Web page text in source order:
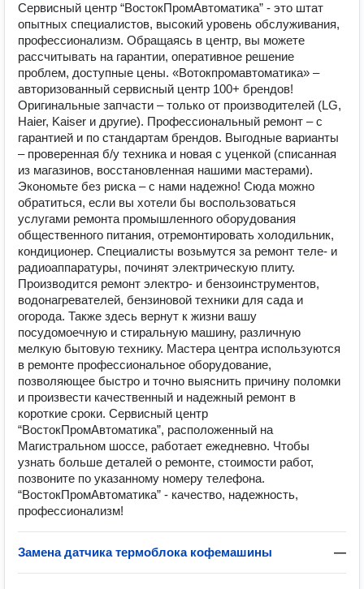
Сервисный центр “ВостокПромАвтоматика” - это штат
опытных специалистов, высокий уровень обслуживания,
профессионализм. Обращаясь в центр, вы можете
рассчитывать на гарантии, оперативное решение
проблем, доступные цены. «Вотокпромавтоматика» –
авторизованный сервисный центр 100+ брендов!
Оригинальные запчасти – только от производителей (LG,
Haier, Kaiser и другие). Профессиональный ремонт – с
гарантией и по стандартам брендов. Выгодные варианты
– проверенная б/у техника и новая с уценкой (списанная
из магазинов, восстановленная нашими мастерами).
Экономьте без риска – с нами надежно! Сюда можно
обратиться, если вы хотели бы воспользоваться
услугами ремонта промышленного оборудования
общественного питания, отремонтировать холодильник,
кондиционер. Специалисты возьмутся за ремонт теле- и
радиоаппаратуры, починят электрическую плиту.
Производится ремонт электро- и бензоинструментов,
водонагревателей, бензиновой техники для сада и
огорода. Также здесь вернут к жизни вашу
посудомоечную и стиральную машину, различную
мелкую бытовую технику. Мастера центра используются
в ремонте профессиональное оборудование,
позволяющее быстро и точно выяснить причину поломки
и произвести качественный и надежный ремонт в
короткие сроки. Сервисный центр
“ВостокПромАвтоматика”, расположенный на
Магистральном шоссе, работает ежедневно. Чтобы
узнать больше деталей о ремонте, стоимости работ,
позвоните по указанному номеру телефона.
“ВостокПромАвтоматика” - качество, надежность,
профессионализм!
Замена датчика термоблока кофемашины —